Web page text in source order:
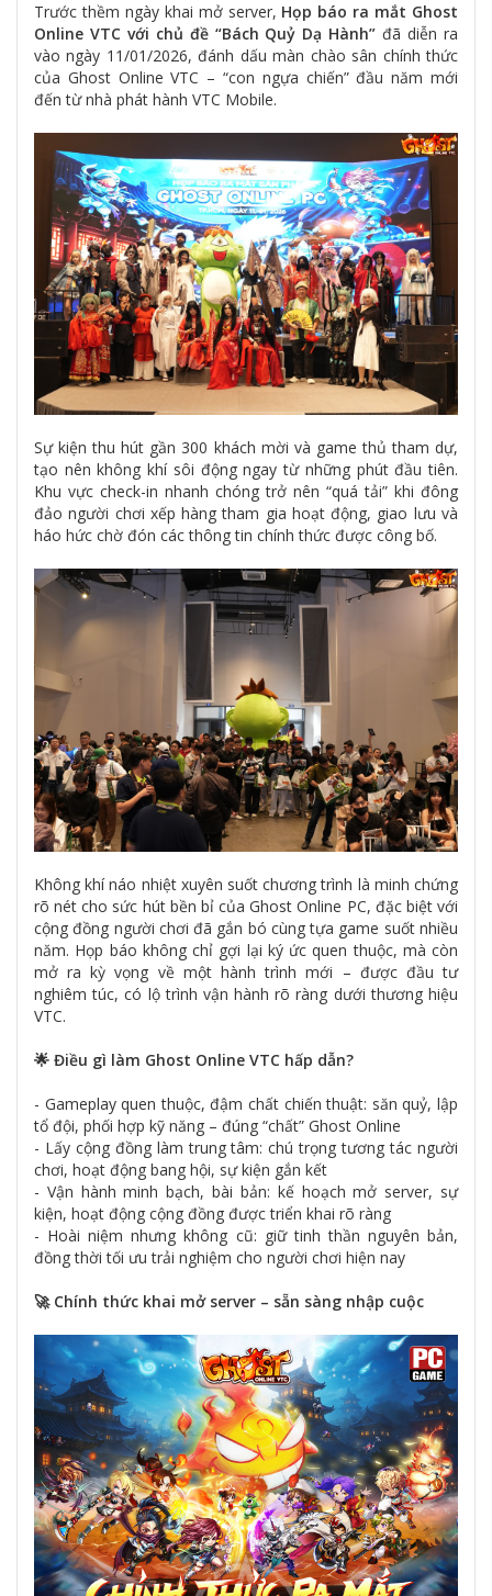
Trước thềm ngày khai mở server, Họp báo ra mắt Ghost
Online VTC với chủ đề “Bách Quỷ Dạ Hành” đã diễn ra
vào ngày 11/01/2026, đánh dấu màn chào sân chính thức
của Ghost Online VTC – “con ngựa chiến” đầu năm mới
đến từ nhà phát hành VTC Mobile.
Sự kiện thu hút gần 300 khách mời và game thủ tham dự,
tạo nên không khí sôi động ngay từ những phút đầu tiên.
Khu vực check-in nhanh chóng trở nên “quá tải” khi đông
đảo người chơi xếp hàng tham gia hoạt động, giao lưu và
háo hức chờ đón các thông tin chính thức được công bố.
Không khí náo nhiệt xuyên suốt chương trình là minh chứng
rõ nét cho sức hút bền bỉ của Ghost Online PC, đặc biệt với
cộng đồng người chơi đã gắn bó cùng tựa game suốt nhiều
năm. Họp báo không chỉ gợi lại ký ức quen thuộc, mà còn
mở ra kỳ vọng về một hành trình mới – được đầu tư
nghiêm túc, có lộ trình vận hành rõ ràng dưới thương hiệu
VTC.
🌟 Điều gì làm Ghost Online VTC hấp dẫn?
- Gameplay quen thuộc, đậm chất chiến thuật: săn quỷ, lập
tổ đội, phối hợp kỹ năng – đúng “chất” Ghost Online
- Lấy cộng đồng làm trung tâm: chú trọng tương tác người
chơi, hoạt động bang hội, sự kiện gắn kết
- Vận hành minh bạch, bài bản: kế hoạch mở server, sự
kiện, hoạt động cộng đồng được triển khai rõ ràng
- Hoài niệm nhưng không cũ: giữ tinh thần nguyên bản,
đồng thời tối ưu trải nghiệm cho người chơi hiện nay
🚀 Chính thức khai mở server – sẵn sàng nhập cuộc